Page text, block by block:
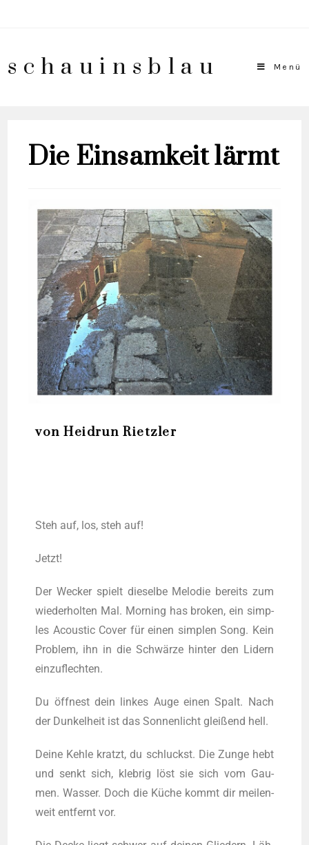
schauinsblau Menü
Die Einsamkeit lärmt
von Heidrun Rietzler
Steh auf, los, steh auf!
Jetzt!
Der Wecker spielt die­sel­be Melo­die bereits zum
wie­der­hol­ten Mal. Mor­ning has bro­ken, ein simp­
les Acou­stic Cover für einen simp­len Song. Kein
Pro­blem, ihn in die Schwär­ze hin­ter den Lidern
einzuflechten.
Du öff­nest dein lin­kes Auge einen Spalt. Nach
der Dun­kel­heit ist das Son­nen­licht glei­ßend hell.
Dei­ne Keh­le kratzt, du schluckst. Die Zun­ge hebt
und senkt sich, kleb­rig löst sie sich vom Gau­
men. Was­ser. Doch die Küche kommt dir mei­len­
weit ent­fernt vor.